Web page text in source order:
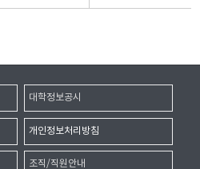
대학정보공시
개인정보처리방침
조직/직원안내